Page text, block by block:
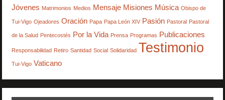
Jóvenes Matrimonios Medios Mensaje Misiones Música Obispo de
Tui-Vigo Ojeadores Oración Papa Papa León XIV Pasión Pastoral Pastoral
de la Salud Pentecostés Por la Vida Prensa Programas Publicaciones
Responsabilidad Retiro Santidad Social Solidaridad Testimonio
Tui-Vigo Vaticano